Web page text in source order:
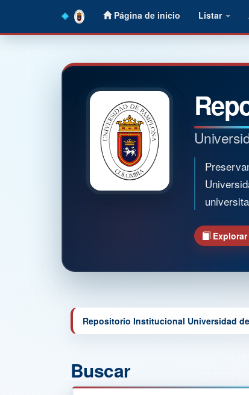
Página de inicio Listar
Explorar
Repositorio Institucional Universidad
Buscar